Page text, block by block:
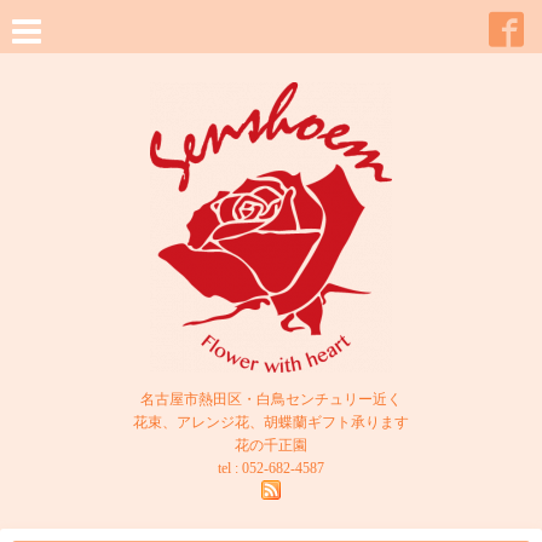
名古屋市熱田区・白鳥センチュリー近く
花束、アレンジ花、胡蝶蘭ギフト承ります
花の千正園
tel : 052-682-4587